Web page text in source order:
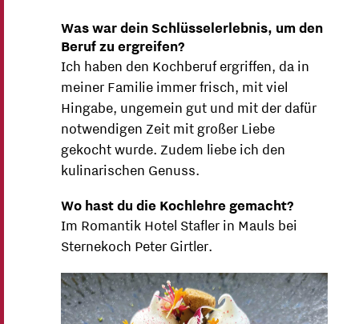
Was war dein Schlüsselerlebnis, um den
Beruf zu ergreifen?
Ich haben den Kochberuf ergriffen, da in
meiner Familie immer frisch, mit viel
Hingabe, ungemein gut und mit der dafür
notwendigen Zeit mit großer Liebe
gekocht wurde. Zudem liebe ich den
kulinarischen Genuss.
Wo hast du die Kochlehre gemacht?
Im Romantik Hotel Stafler in Mauls bei
Sternekoch Peter Girtler.